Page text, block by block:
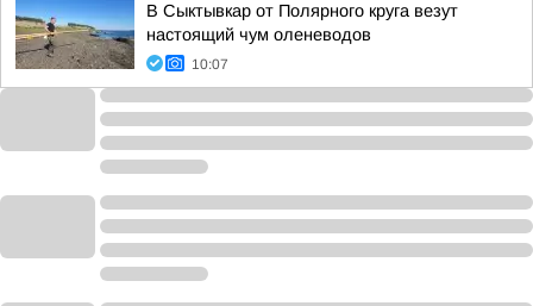
В Сыктывкар от Полярного круга везут
настоящий чум оленеводов
10:07